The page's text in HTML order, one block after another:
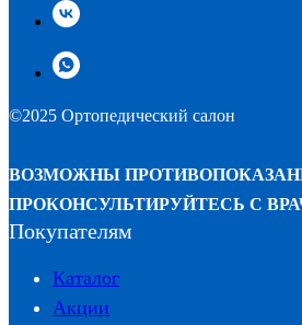
©2025 Ортопедический салон
ВОЗМОЖНЫ
ПРОКОНСУЛЬТИРУЙТЕСЬ С
Покупателям
Каталог
Акции